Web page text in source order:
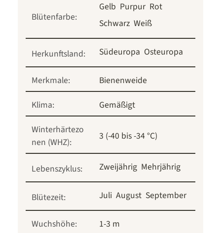
Blütenfarbe:
Gelb Purpur Rot
Schwarz Weiß
Herkunftsland: Südeuropa Osteuropa
Merkmale:
Bienenweide
Klima:
Gemäßigt
Winterhärtezo
nen (WHZ):
3 (-40 bis -34 °C)
Lebenszyklus: Zweijährig Mehrjährig
Blütezeit: Juli August September
Wuchshöhe: 1-3 m